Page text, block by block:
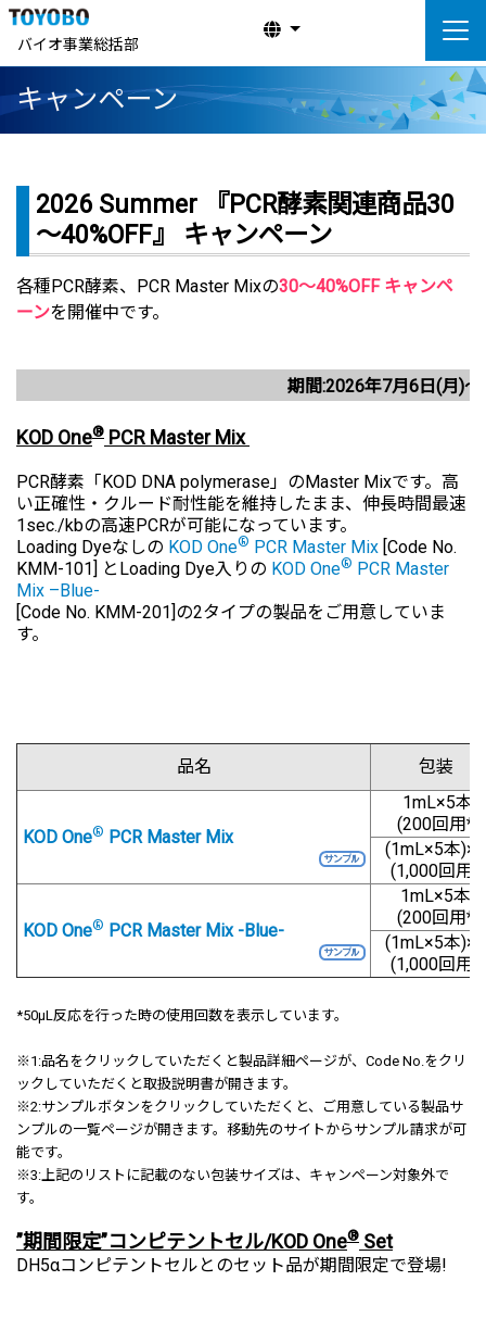
バイオ事業総括部
キャンペーン
2026 Summer 『PCR酵素関連商品30
～40%OFF』 キャンペーン
各種PCR酵素、PCR Master Mixの30～40%OFF キャンペ
ーンを開催中です。
期間:2026年7月6日(月)
KOD One® PCR Master Mix
PCR酵素「KOD DNA polymerase」のMaster Mixです。高
い正確性・クルード耐性能を維持したまま、伸長時間最速
1sec./kbの高速PCRが可能になっています。
Loading Dyeなしの KOD One® PCR Master Mix [Code No.
KMM-101] とLoading Dye入りの KOD One® PCR Master
Mix –Blue-
[Code No. KMM-201]の2タイプの製品をご用意していま
す。
品名 包装
KOD One® PCR Master Mix
1mL×5本
(200回用*)
(1mL×5本)×5
(1,000回用*)
KOD One® PCR Master Mix -Blue-
1mL×5本
(200回用*)
(1mL×5本)×5
(1,000回用*)
*50μL反応を行った時の使用回数を表示しています。
※1:品名をクリックしていただくと製品詳細ページが、Code No.をクリ
ックしていただくと取扱説明書が開きます。
※2:サンプルボタンをクリックしていただくと、ご用意している製品サ
ンプルの一覧ページが開きます。移動先のサイトからサンプル請求が可
能です。
※3:上記のリストに記載のない包装サイズは、キャンペーン対象外で
す。
”期間限定”コンピテントセル/KOD One® Set
DH5αコンピテントセルとのセット品が期間限定で登場!